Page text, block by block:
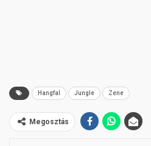
Hangfal Jungle Zene
Megosztás